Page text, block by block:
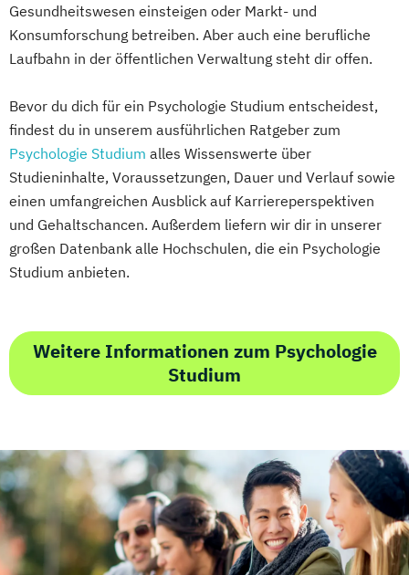
Gesundheitswesen einsteigen oder Markt- und
Konsumforschung betreiben. Aber auch eine berufliche
Laufbahn in der öffentlichen Verwaltung steht dir offen.
Bevor du dich für ein Psychologie Studium entscheidest,
findest du in unserem ausführlichen Ratgeber zum
Psychologie Studium alles Wissenswerte über
Studieninhalte, Voraussetzungen, Dauer und Verlauf sowie
einen umfangreichen Ausblick auf Karriereperspektiven
und Gehaltschancen. Außerdem liefern wir dir in unserer
großen Datenbank alle Hochschulen, die ein Psychologie
Studium anbieten.
Weitere Informationen zum Psychologie
Studium